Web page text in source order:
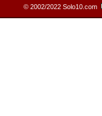
© 2002/2022 Solo10.com